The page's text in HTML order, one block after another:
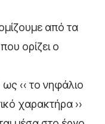
από τα
ορίζει ο
ως ‹‹ το νηφάλιο
χαρακτήρα ››